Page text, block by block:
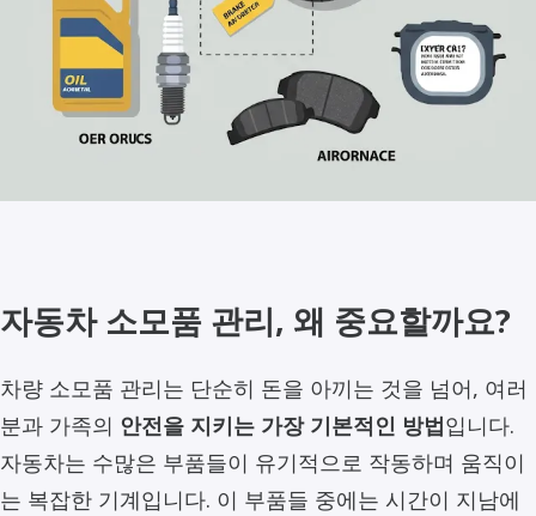
자동차 소모품 관리, 왜 중요할까요?
차량 소모품 관리는 단순히 돈을 아끼는 것을 넘어, 여러
분과 가족의 안전을 지키는 가장 기본적인 방법입니다.
자동차는 수많은 부품들이 유기적으로 작동하며 움직이
는 복잡한 기계입니다. 이 부품들 중에는 시간이 지남에